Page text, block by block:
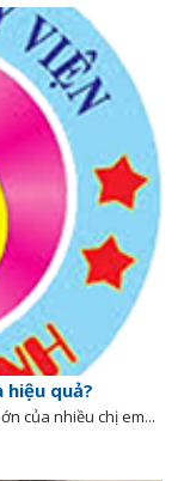
hiệu quả?
của nhiều chị em...